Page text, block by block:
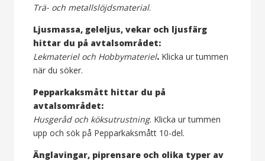
Trä- och metallslöjdsmaterial.
Ljusmassa, geleljus, vekar och ljusfärg
hittar du på avtalsområdet:
Lekmateriel och Hobbymateriel. Klicka ur tummen
när du söker.
Pepparkaksmått hittar du på
avtalsområdet:
Husgeråd och köksutrustning. Klicka ur tummen
upp och sök på Pepparkaksmått 10-del.
Änglavingar, piprensare och olika typer av